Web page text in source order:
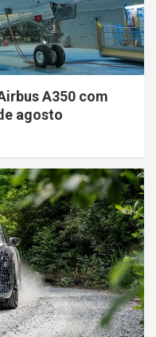
A350 com
agosto